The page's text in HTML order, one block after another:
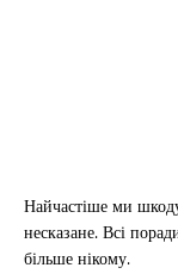
Найчастіше ми
несказане. Всі
більше нікому.